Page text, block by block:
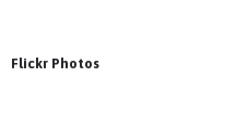
Flickr Photos